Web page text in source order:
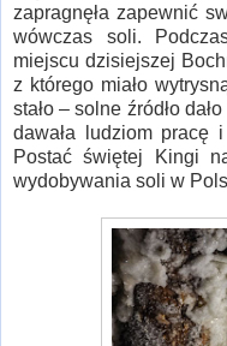
zapragnęła zapewnić
wówczas soli.
miejscu dzisiejszej
z którego miało
stało – solne źródło
dawała ludziom pracę
Postać świętej Kingi
wydobywania soli w